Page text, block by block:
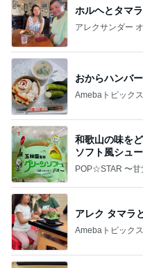
ホルヘとタマ
アレクサンダー
おからハンバ
Amebaトピックス
和歌山の味を
ソフト風シュー
POP☆STAR 〜甘
アレク タマラ
Amebaトピックス